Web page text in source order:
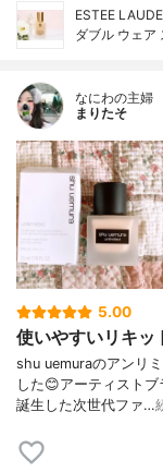
ESTEE
ダブル ウェア
なにわの主婦
まりたそ
5.00
使いやすいリキッ
shu uemuraのアンリ
した😊アーティスト
誕生した次世代ファ…